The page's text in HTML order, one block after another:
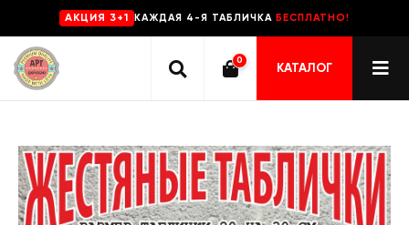
AKЦИЯ 3+1 КАЖДАЯ 4-Я ТАБЛИЧКА БЕСПЛАТНО!
0
КАТАЛОГ